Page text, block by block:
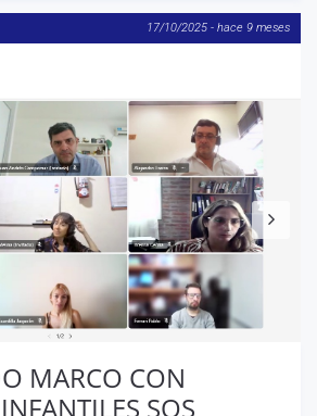
17/10/2025 - hace 9 meses
MARCO CON
SOS